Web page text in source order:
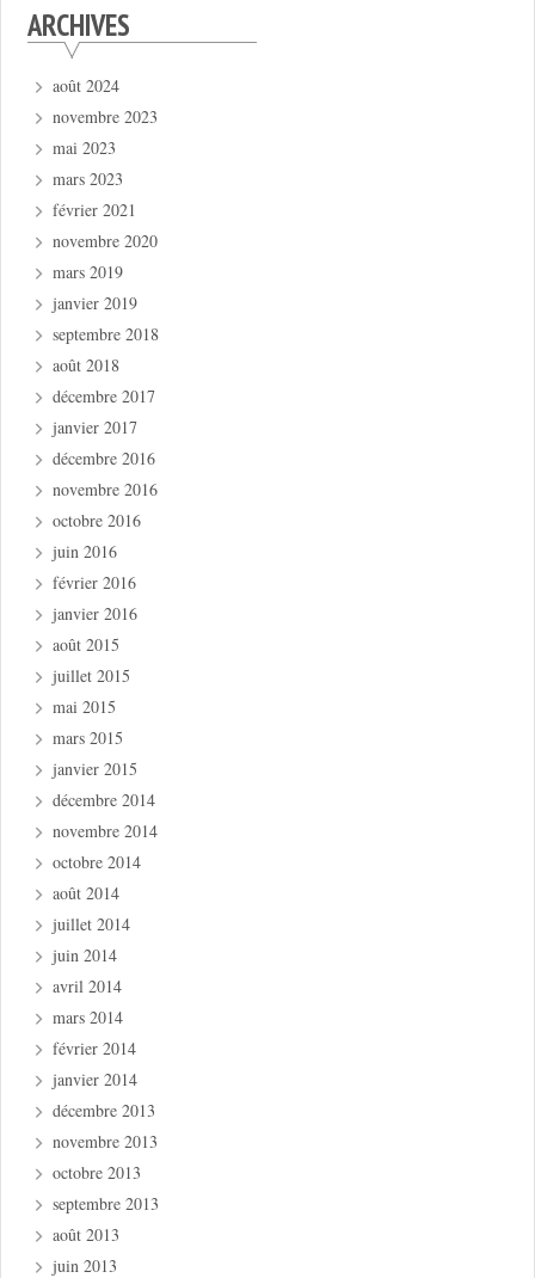
ARCHIVES
août 2024
novembre 2023
mai 2023
mars 2023
février 2021
novembre 2020
mars 2019
janvier 2019
septembre 2018
août 2018
décembre 2017
janvier 2017
décembre 2016
novembre 2016
octobre 2016
juin 2016
février 2016
janvier 2016
août 2015
juillet 2015
mai 2015
mars 2015
janvier 2015
décembre 2014
novembre 2014
octobre 2014
août 2014
juillet 2014
juin 2014
avril 2014
mars 2014
février 2014
janvier 2014
décembre 2013
novembre 2013
octobre 2013
septembre 2013
août 2013
juin 2013